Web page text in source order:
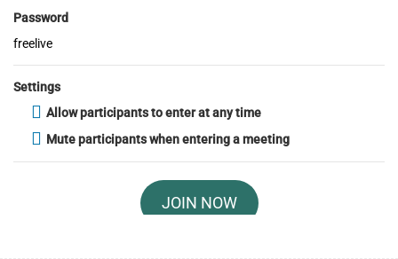
2025-Agosto
2025-Julho
2025-Junho
16
Password
freelive
Settings
Allow participants to enter at any time
Mute participants when entering a meeting
JOIN NOW